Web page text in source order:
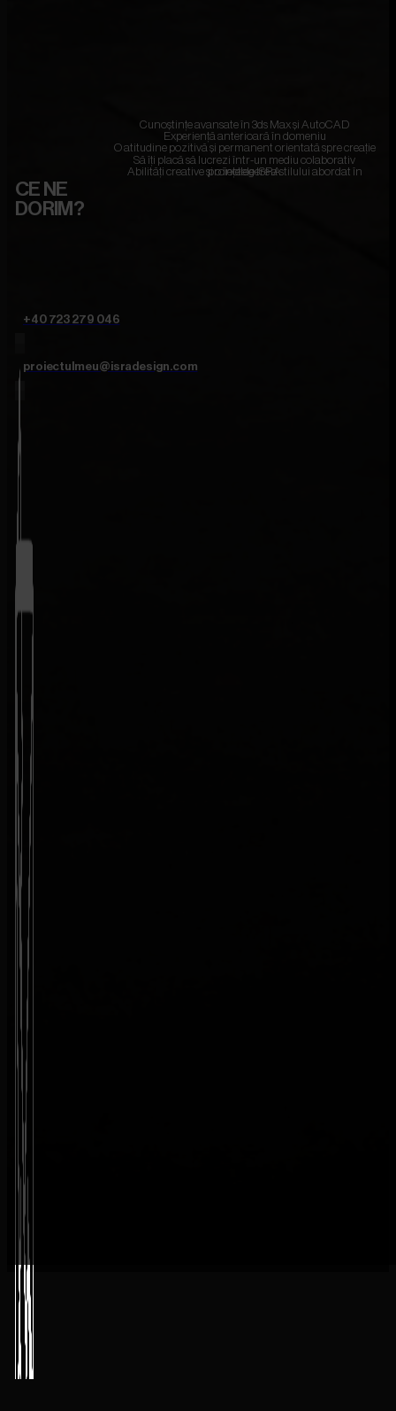
CE NE
DORIM?
Cunoștințe avansate în 3ds Max și AutoCAD
Experiență anterioară în domeniu
O atitudine pozitivă și permanent orientată spre creație
Să îți placă să lucrezi într-un mediu colaborativ
Abilități creative și o înțelegere a stilului abordat în proiectele ISRA
+40 723 279 046
proiectulmeu@isradesign.com